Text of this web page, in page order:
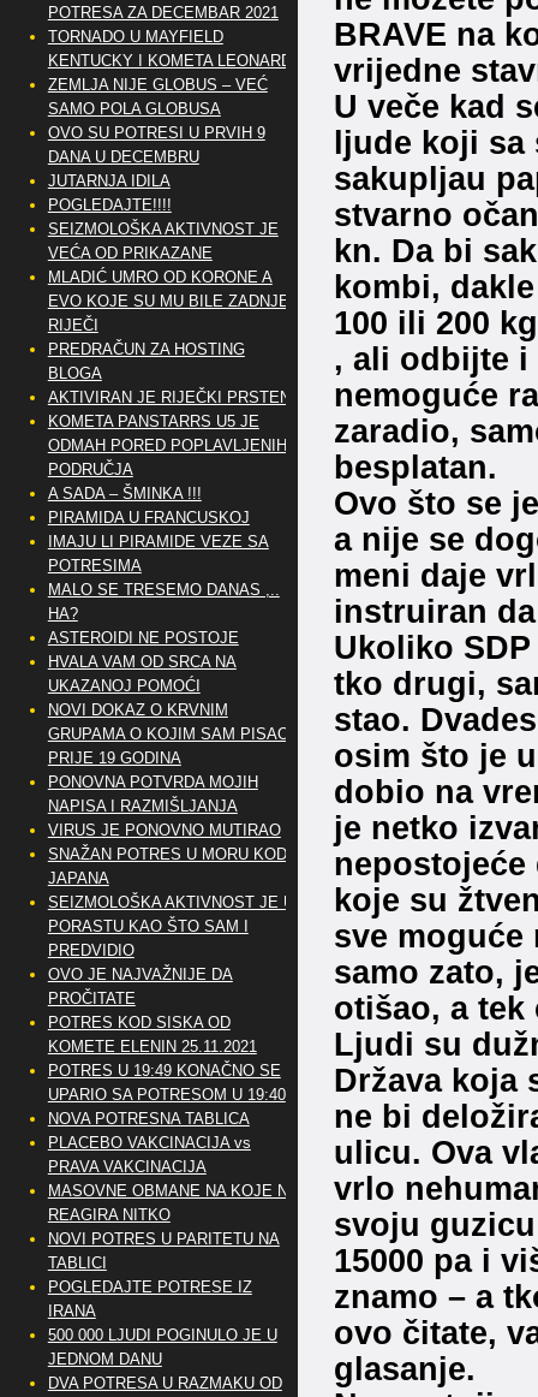
BRAVE na
vrijedne
U veče kad
ljude koji sa
sakupljau
stvarno
kn. Da bi
kombi,
100 ili 200
, ali odbijte i
nemoguće
zaradio,
besplatan.
Ovo što se
a nije se
meni daje
instruiran
Ukoliko
tko drugi,
stao.
osim što je
dobio na
je netko
koje su
sve
samo zato,
otišao, a
Ljudi su
Država koja
ne bi
ulicu. Ova
vrlo
svoju
15000 pa i
znamo – a
ovo čitate,
glasanje.
POTRESA ZA DECEMBAR 2021
TORNADO U MAYFIELD
KENTUCKY I KOMETA LEONARD
ZEMLJA NIJE GLOBUS – VEĆ
SAMO POLA GLOBUSA
OVO SU POTRESI U PRVIH 9
DANA U DECEMBRU
JUTARNJA IDILA
POGLEDAJTE!!!!
SEIZMOLOŠKA AKTIVNOST JE
VEĆA OD PRIKAZANE
MLADIĆ UMRO OD KORONE A
EVO KOJE SU MU BILE ZADNJE
RIJEČI
PREDRAČUN ZA HOSTING
BLOGA
AKTIVIRAN JE RIJEČKI PRSTEN
KOMETA PANSTARRS U5 JE
ODMAH PORED POPLAVLJENIH
PODRUČJA
A SADA – ŠMINKA !!!
PIRAMIDA U FRANCUSKOJ
IMAJU LI PIRAMIDE VEZE SA
POTRESIMA
MALO SE TRESEMO DANAS ,..
HA?
ASTEROIDI NE POSTOJE
HVALA VAM OD SRCA NA
UKAZANOJ POMOĆI
NOVI DOKAZ O KRVNIM
GRUPAMA O KOJIM SAM PISAO
PRIJE 19 GODINA
PONOVNA POTVRDA MOJIH
NAPISA I RAZMIŠLJANJA
VIRUS JE PONOVNO MUTIRAO
SNAŽAN POTRES U MORU KOD
JAPANA
SEIZMOLOŠKA AKTIVNOST JE U
PORASTU KAO ŠTO SAM I
PREDVIDIO
OVO JE NAJVAŽNIJE DA
PROČITATE
POTRES KOD SISKA OD
KOMETE ELENIN 25.11.2021
POTRES U 19:49 KONAČNO SE
UPARIO SA POTRESOM U 19:40
NOVA POTRESNA TABLICA
PLACEBO VAKCINACIJA vs
PRAVA VAKCINACIJA
MASOVNE OBMANE NA KOJE NE
REAGIRA NITKO
NOVI POTRES U PARITETU NA
TABLICI
POGLEDAJTE POTRESE IZ
IRANA
500 000 LJUDI POGINULO JE U
JEDNOM DANU
DVA POTRESA U RAZMAKU OD